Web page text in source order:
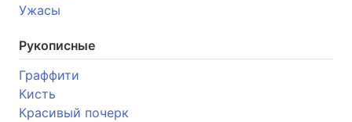
Ужасы
Рукописные
Граффити
Кисть
Красивый почерк